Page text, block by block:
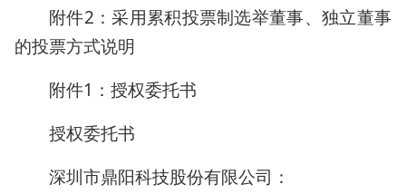
附件2：采用累积投票制选举董事、独立董事
的投票方式说明
附件1：授权委托书
授权委托书
深圳市鼎阳科技股份有限公司：